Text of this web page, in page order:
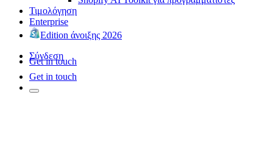
Τιμολόγηση
Enterprise
Edition άνοιξης 2026
Σύνδεση
Get in touch
Get in touch